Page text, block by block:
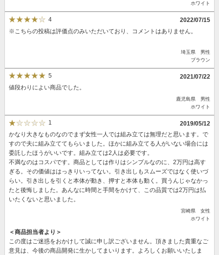
ホワイト
4
2022/07/15
※こちらの投稿は評価点のみいただいており、コメントはありません。
埼玉県 男性
ブラウン
5
2021/07/22
値段わりによい商品でした。
鹿児島県 男性
ホワイト
1
2019/05/12
かなり大きなものなのでまず女性一人では組み立ては無理だと思います。で
すので夫に組み立ててもらいました。ほかに組み立てる人がいない場合には
委託したほうがいいです。組み立ては2人は必要です。
不満なのはコスパです。商品としては作りはシンプルなのに、2万円は高す
ぎる。その価値ははっきりいってない。引き出しもスムーズではなく使いづ
らい。引き出しを引くと本体が動き、押すと本体も動く。買うんじゃなかっ
たと後悔しました。あんなに時間と手間をかけて、この品質では2万円は払
いたくないと思いました。
宮崎県 女性
ホワイト
＜商品担当者より＞
この度はご迷惑をおかけして誠に申し訳ございません。頂きました貴重なご
意見は、今後の商品開発に生かしてまいります。よろしくお願いいたしま